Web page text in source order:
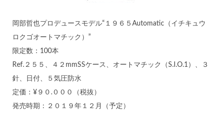
岡部哲也プロデュースモデル“１９６５Automatic（イチキュウ
ロクゴオートマチック）”
限定数：100本
Ref.２５５、４２mmSSケース、オートマチック（S.I.O.1）、３
針、日付、５気圧防水
定価：¥９０.０００（税抜）
発売時期：２０１９年１２月（予定）